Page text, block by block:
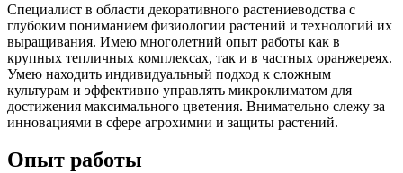
Специалист в области декоративного растениеводства с
глубоким пониманием физиологии растений и технологий их
выращивания. Имею многолетний опыт работы как в
крупных тепличных комплексах, так и в частных оранжереях.
Умею находить индивидуальный подход к сложным
культурам и эффективно управлять микроклиматом для
достижения максимального цветения. Внимательно слежу за
инновациями в сфере агрохимии и защиты растений.
Опыт работы